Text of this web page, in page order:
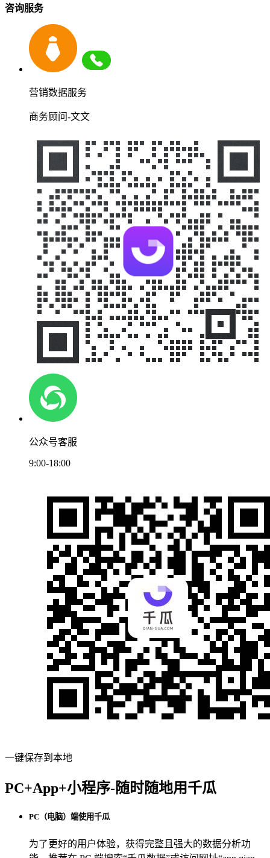
咨询服务
营销数据服务
商务顾问-文文
公众号客服
9:00-18:00
一键保存到本地
PC+App+小程序-随时随地用千瓜
PC（电脑）端使用千瓜
为了更好的用户体验，获得完整且强大的数据分析功